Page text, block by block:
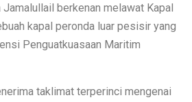
berkenan melawat Kapal
kapal peronda luar pesisir yang
Penguatkuasaan Maritim
taklimat terperinci mengenai